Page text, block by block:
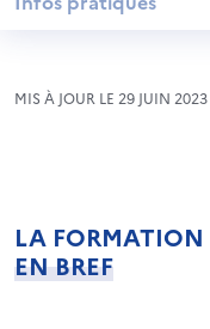
MIS À JOUR LE 29 JUIN 2023
LA FORMATION
EN BREF